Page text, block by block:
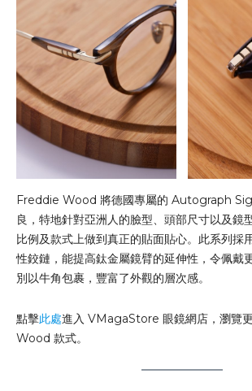
Freddie Wood 將德國專屬的 Autograph
良，特地針對亞洲人的臉型、頭部尺寸以及鏡
比例及款式上做到真正的貼面貼心。此系列採
性鉸鏈，能提高鈦金屬鏡臂的延伸性，令佩戴
別以牛角包裹，豐富了外觀的層次感。
點擊此處進入 VMagaStore 眼鏡網店，瀏覽
Wood 款式。